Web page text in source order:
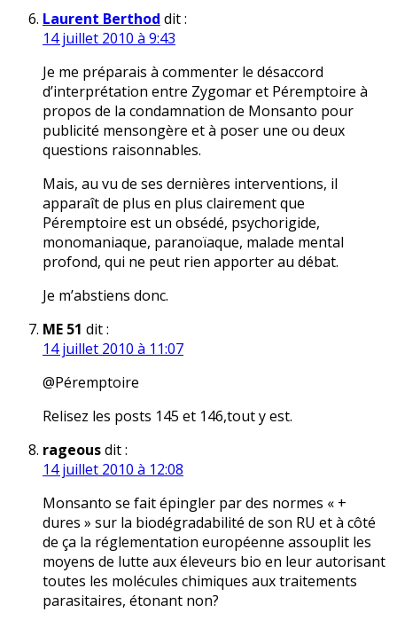
Laurent Berthod dit :
14 juillet 2010 à 9:43
Je me préparais à commenter le désaccord
d’interprétation entre Zygomar et Péremptoire à
propos de la condamnation de Monsanto pour
publicité mensongère et à poser une ou deux
questions raisonnables.
Mais, au vu de ses dernières interventions, il
apparaît de plus en plus clairement que
Péremptoire est un obsédé, psychorigide,
monomaniaque, paranoïaque, malade mental
profond, qui ne peut rien apporter au débat.
Je m’abstiens donc.
ME 51 dit :
14 juillet 2010 à 11:07
@Péremptoire
Relisez les posts 145 et 146,tout y est.
rageousdit :
14 juillet 2010 à 12:08
Monsanto se fait épingler par des normes « +
dures » sur la biodégradabilité de son RU et à côté
de ça la réglementation européenne assouplit les
moyens de lutte aux éleveurs bio en leur autorisant
toutes les molécules chimiques aux traitements
parasitaires, étonant non?